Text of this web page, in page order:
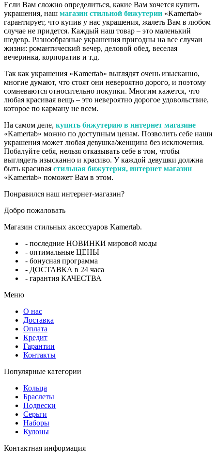
Если Вам сложно определиться, какие Вам хочется купить
украшения, наш магазин стильной бижутерии «Kamertab»
гарантирует, что купив у нас украшения, жалеть Вам в любом
случае не придется. Каждый наш товар – это маленький
шедевр. Разнообразные украшения пригодны на все случаи
жизни: романтический вечер, деловой обед, веселая
вечеринка, корпоратив и т.д.
Так как украшения «Kamertab» выглядят очень изысканно,
многие думают, что стоят они невероятно дорого, и поэтому
сомневаются относительно покупки. Многим кажется, что
любая красивая вещь – это невероятно дорогое удовольствие,
которое по карману не всем.
На самом деле, купить бижутерию в интернет магазине
«Kamertab» можно по доступным ценам. Позволить себе наши
украшения может любая девушка/женщина без исключения.
Побалуйте себя, нельзя отказывать себе в том, чтобы
выглядеть изысканно и красиво. У каждой девушки должна
быть красивая стильная бижутерия, интернет магазин
«Kamertab» поможет Вам в этом.
Понравился наш интернет-магазин?
Добро пожаловать
Магазин стильных аксессуаров Kamertab.
- последние НОВИНКИ мировой моды
- оптимальные ЦЕНЫ
- бонусная программа
- ДОСТАВКА в 24 часа
- гарантия КАЧЕСТВА
Меню
О нас
Доставка
Оплата
Кредит
Гарантии
Контакты
Популярные категории
Кольца
Браслеты
Подвески
Серьги
Наборы
Кулоны
Контактная информация